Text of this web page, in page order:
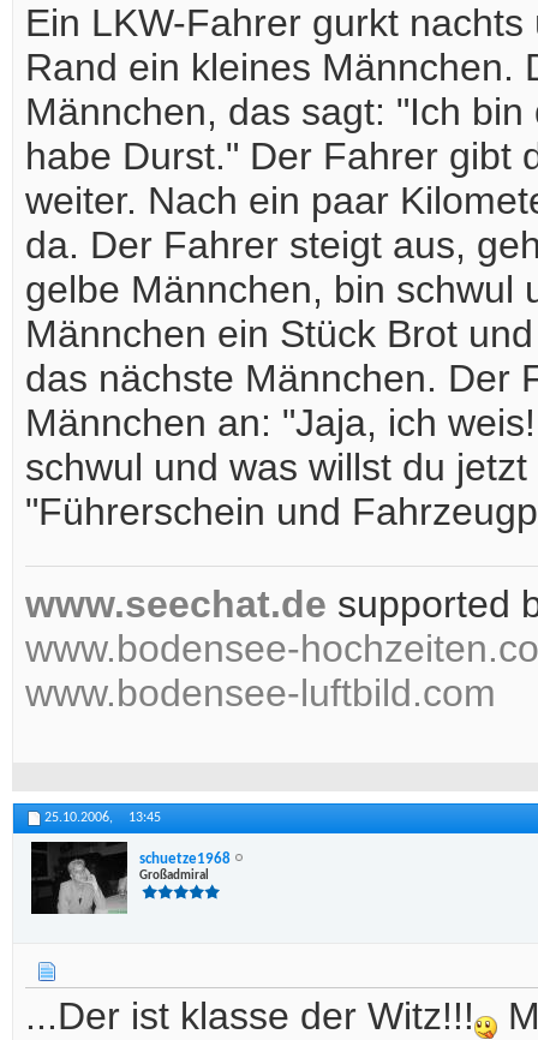
Ein LKW-Fahrer gurkt
Rand ein kleines Männchen.
Männchen, das sagt: "Ich
habe Durst." Der Fahrer gibt
weiter. Nach ein paar
da. Der Fahrer steigt aus,
gelbe Männchen, bin schwul
Männchen ein Stück Brot
das nächste Männchen. Der
Männchen an: "Jaja, ich
schwul und was willst du
"Führerschein und
www.seechat.de supported
www.bodensee-
www.bodensee-luftbild.com
25.10.2006, 13:45
schuetze1968
Großadmiral
...Der ist klasse der Witz!!!